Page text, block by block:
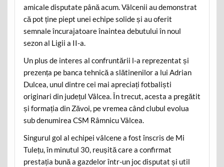
amicale disputate până acum. Vâlcenii au demonstrat
că pot ține piept unei echipe solide și au oferit
semnale încurajatoare înaintea debutului în noul
sezon al Ligii a II-a.
Un plus de interes al confruntării l-a reprezentat și
prezența pe banca tehnică a slătinenilor a lui Adrian
Dulcea, unul dintre cei mai apreciați fotbaliști
originari din județul Vâlcea. În trecut, acesta a pregătit
și formația din Zăvoi, pe vremea când clubul evolua
sub denumirea CSM Râmnicu Vâlcea.
Singurul gol al echipei vâlcene a fost înscris de Mi
Tulețu, în minutul 30, reușită care a confirmat
prestația bună a gazdelor într-un joc disputat și util